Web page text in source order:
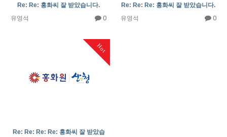
Re: Re: 홍화씨 잘 받았습니다.
유영석
0
Re: Re: Re: 홍화씨 잘 받았습니다.
유영석
0
Hot
Re: Re: Re: Re: 홍화씨 잘 받았습